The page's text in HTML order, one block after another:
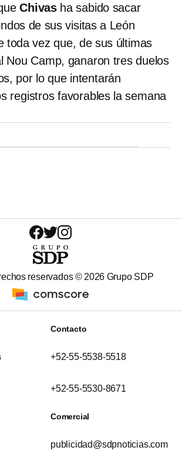
Chivas ha sabido sacar
de sus visitas a León
toda vez que, de sus últimas
Nou Camp, ganaron tres duelos
por lo que intentarán
registros favorables la semana
reservados © 2026 Grupo SDP
Contacto
+52-55-5538-5518
+52-55-5530-8671
Comercial
publicidad@sdpnoticias.com